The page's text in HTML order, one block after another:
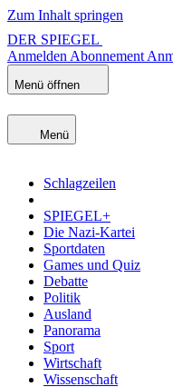
Zum Inhalt springen
DER SPIEGEL
Anmelden Abonnement
Menü öffnen
Menü
Schlagzeilen
SPIEGEL+
Die Nazi-Kartei
Sportdaten
Games und Quiz
Debatte
Politik
Ausland
Panorama
Sport
Wirtschaft
Wissenschaft